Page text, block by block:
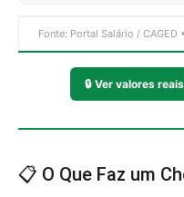
Fonte: Portal Salário / CAGED
🔒 Ver valores
📋 O Que Faz um